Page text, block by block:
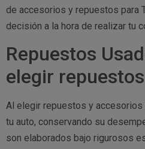
de accesorios y repuestos para
decisión a la hora de realizar tu
Repuestos
elegir
Al elegir repuestos y accesorios
tu auto, conservando su
son elaborados bajo rigurosos